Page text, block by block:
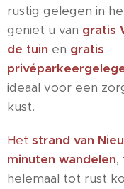
rustig gelegen in
geniet u van gratis
de tuin en gratis
ideaal voor een
kust.
Het strand van
minuten wandelen,
helemaal tot rust